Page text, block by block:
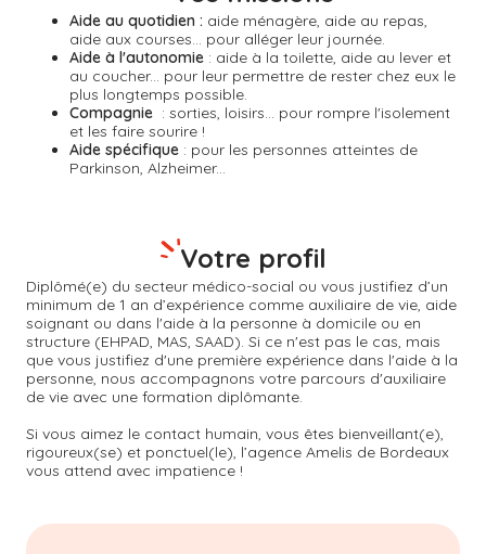
Aide au quotidien : aide ménagère, aide au repas,
aide aux courses... pour alléger leur journée.
Aide à l'autonomie : aide à la toilette, aide au lever et
au coucher... pour leur permettre de rester chez eux le
plus longtemps possible.
Compagnie : sorties, loisirs... pour rompre l'isolement
et les faire sourire !
Aide spécifique : pour les personnes atteintes de
Parkinson, Alzheimer...
Diplômé(e) du secteur médico-social ou vous justifiez d’un
minimum de 1 an d’expérience comme auxiliaire de vie, aide
soignant ou dans l'aide à la personne à domicile ou en
structure (EHPAD, MAS, SAAD). Si ce n'est pas le cas, mais
que vous justifiez d'une première expérience dans l'aide à la
personne, nous accompagnons votre parcours d'auxiliaire
de vie avec une formation diplômante.
Si vous aimez le contact humain, vous êtes bienveillant(e),
rigoureux(se) et ponctuel(le), l’agence Amelis de Bordeaux
vous attend avec impatience !
Votre profil